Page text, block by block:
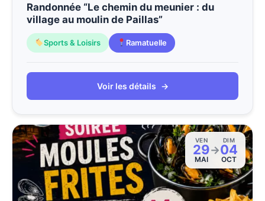
Randonnée “Le chemin du meunier : du
village au moulin de Paillas”
Sports & Loisirs Ramatuelle
Voir les détails →
VEN
29
MAI
→
DIM
04
OCT